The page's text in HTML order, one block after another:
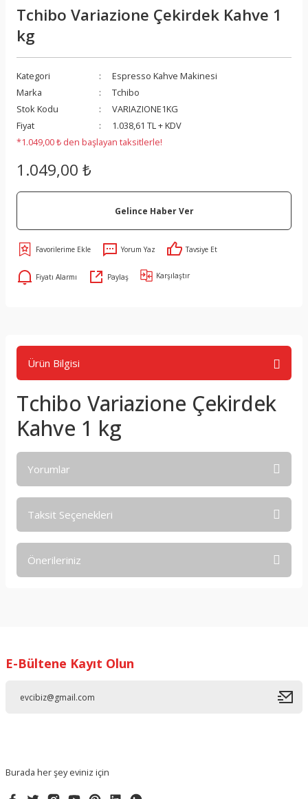
Tchibo Variazione Çekirdek Kahve 1
kg
Kategori
Espresso Kahve Makinesi
Marka
Tchibo
Stok Kodu
VARIAZIONE1KG
Fiyat
1.038,61 TL + KDV
*1.049,00 ₺ den başlayan taksitlerle!
1.049,00 ₺
Gelince Haber Ver
Yorum Yaz Tavsiye Et
Fiyatı Alarmı Paylaş Karşılaştır
Ürün Bilgisi
Tchibo Variazione Çekirdek
Kahve 1 kg
Yorumlar
Taksit Seçenekleri
Önerileriniz
Ürün resmi kalitesiz, bozuk veya görüntülenemiyor.
E-Bültene Kayıt Olun
Burada her şey eviniz için